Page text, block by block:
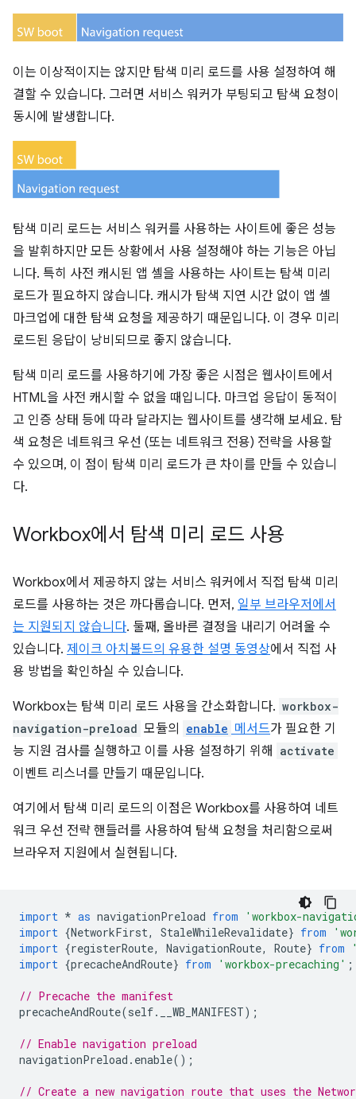
이는 이상적이지는 않지만 탐색 미리 로드를 사용 설정하여 해
결할 수 있습니다. 그러면 서비스 워커가 부팅되고 탐색 요청이
동시에 발생합니다.
탐색 미리 로드는 서비스 워커를 사용하는 사이트에 좋은 성능
을 발휘하지만 모든 상황에서 사용 설정해야 하는 기능은 아닙
니다. 특히 사전 캐시된 앱 셸을 사용하는 사이트는 탐색 미리
로드가 필요하지 않습니다. 캐시가 탐색 지연 시간 없이 앱 셸
마크업에 대한 탐색 요청을 제공하기 때문입니다. 이 경우 미리
로드된 응답이 낭비되므로 좋지 않습니다.
탐색 미리 로드를 사용하기에 가장 좋은 시점은 웹사이트에서
HTML을 사전 캐시할 수 없을 때입니다. 마크업 응답이 동적이
고 인증 상태 등에 따라 달라지는 웹사이트를 생각해 보세요. 탐
색 요청은 네트워크 우선 (또는 네트워크 전용) 전략을 사용할
수 있으며, 이 점이 탐색 미리 로드가 큰 차이를 만들 수 있습니
다.
Workbox에서 탐색 미리 로드 사용
Workbox에서 제공하지 않는 서비스 워커에서 직접 탐색 미리
로드를 사용하는 것은 까다롭습니다. 먼저, 일부 브라우저에서
는 지원되지 않습니다. 둘째, 올바른 결정을 내리기 어려울 수
있습니다. 제이크 아치볼드의 유용한 설명 동영상에서 직접 사
용 방법을 확인하실 수 있습니다.
Workbox는 탐색 미리 로드 사용을 간소화합니다. workbox-
navigation-preload 모듈의 enable 메서드가 필요한 기
능 지원 검사를 실행하고 이를 사용 설정하기 위해
activate
이벤트 리스너를 만들기 때문입니다.
여기에서 탐색 미리 로드의 이점은 Workbox를 사용하여 네트
워크 우선 전략 핸들러를 사용하여 탐색 요청을 처리함으로써
브라우저 지원에서 실현됩니다.
import * as navigationPreload from
'workbox-
import {NetworkFirst, StaleWhileRevalidate} from
import {registerRoute, NavigationRoute, Route} from
import {precacheAndRoute} from 'workbox-precaching' ;
// Precache the manifest
precacheAndRoute(self. __WB_MANIFEST);
// Enable navigation preload
navigationPreload . enable();
// Create a new navigation route that uses the